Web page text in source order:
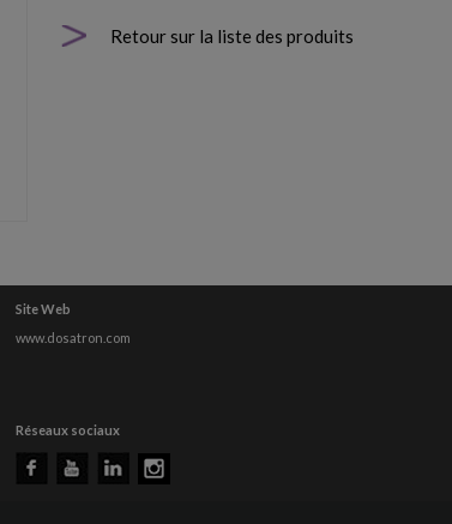
Retour sur la liste des produits
Site Web
www.dosatron.com
Réseaux sociaux